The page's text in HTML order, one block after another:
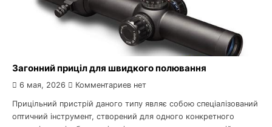
Загонний приціл для швидкого полювання
6 мая, 2026 Комментариев нет
Прицільний пристрій даного типу являє собою спеціалізований
оптичний інструмент, створений для одного конкретного